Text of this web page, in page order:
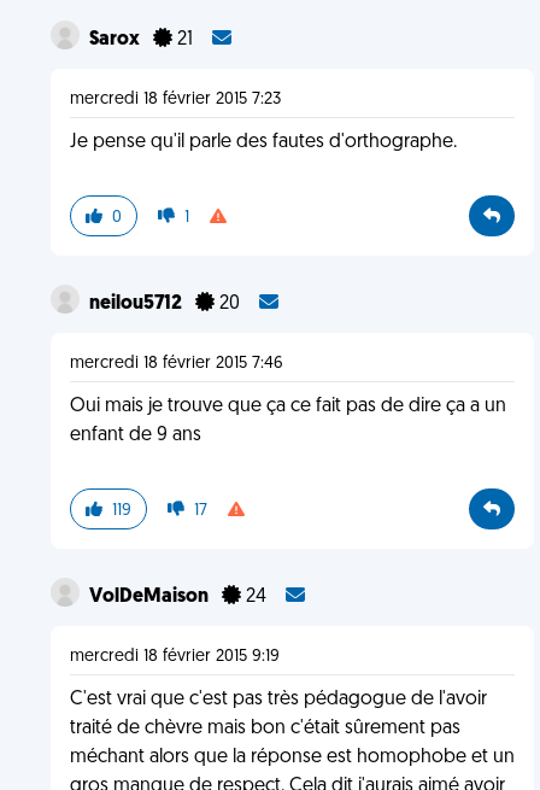
Sarox 21
mercredi 18 février 2015 7:23
Je pense qu'il parle des fautes d'orthographe.
0 1
neilou5712 20
mercredi 18 février 2015 7:46
Oui mais je trouve que ça ce fait pas de dire ça a un
enfant de 9 ans
119 17
VolDeMaison 24
mercredi 18 février 2015 9:19
C'est vrai que c'est pas très pédagogue de l'avoir
traité de chèvre mais bon c'était sûrement pas
méchant alors que la réponse est homophobe et un